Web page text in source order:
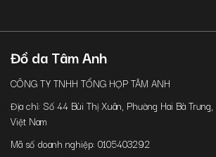
Đồ da Tâm Anh
CÔNG TY TNHH TỔNG HỢP TÂM ANH
Địa chỉ: Số 44 Bùi Thị Xuân, Phường Hai Bà
Việt Nam
Mã số doanh nghiệp: 0105403292